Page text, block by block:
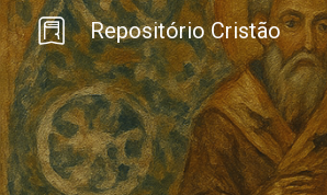
Repositório Cristão